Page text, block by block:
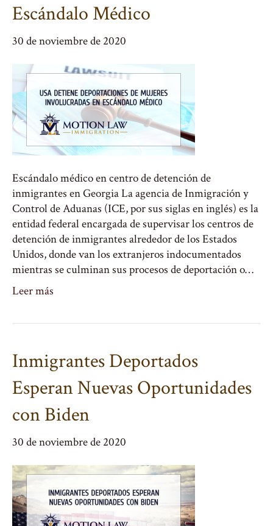
Escándalo Médico
30 de noviembre de 2020
Escándalo médico en centro de detención de
inmigrantes en Georgia La agencia de Inmigración y
Control de Aduanas (ICE, por sus siglas en inglés) es la
entidad federal encargada de supervisar los centros de
detención de inmigrantes alrededor de los Estados
Unidos, donde van los extranjeros indocumentados
mientras se culminan sus procesos de deportación o…
Leer más
Inmigrantes Deportados
Esperan Nuevas Oportunidades
con Biden
30 de noviembre de 2020